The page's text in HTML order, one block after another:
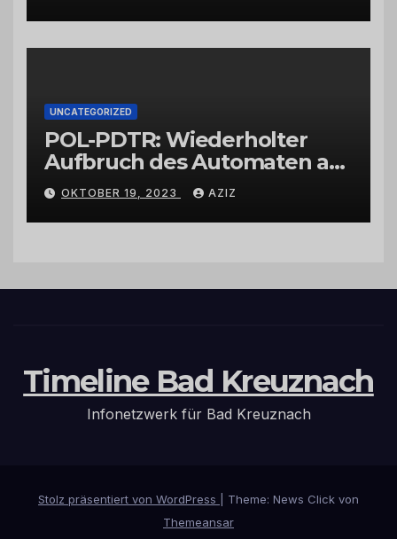
UNCATEGORIZED
POL-PDTR: Wiederholter
Aufbruch des Automaten am
Wohnmobilstellplatz in
Hermeskeil am Labachweg
OKTOBER 19, 2023 AZIZ
Timeline Bad Kreuznach
Infonetzwerk für Bad Kreuznach
Stolz präsentiert von WordPress
Theme: News Click von
Themeansar